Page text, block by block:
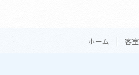
ホーム 客室